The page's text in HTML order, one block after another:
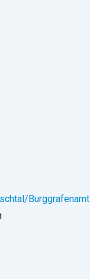
Burggrafenamt